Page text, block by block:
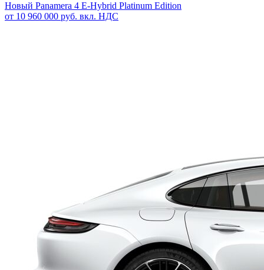
Новый Panamera 4 E-Hybrid Platinum Edition
от 10 960 000 руб. вкл. НДС